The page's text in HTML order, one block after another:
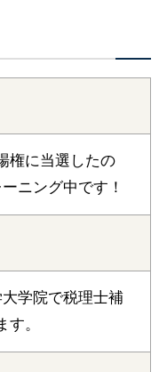
権に当選したの
ニング中です！
学院で税理士補
。